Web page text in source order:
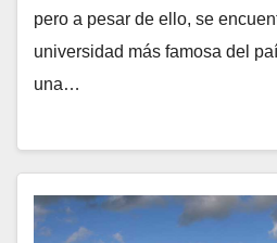
pero a pesar de ello, se
universidad más famosa del
una…